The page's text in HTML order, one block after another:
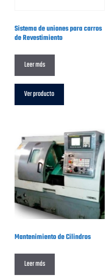
Sistema de uniones para carros
de Revestimiento
Leer más
Ver producto
Mantenimiento de Cilindros
Leer más